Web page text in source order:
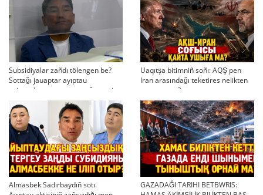
Subsidiyalar zañdı tölengen be?
Sottağı jauaptar ayıptau
twjırımdarın qayta qarauğa negiz
bola ala ma?
Uaqıtşa bitimniñ soñı: AQŞ pen
Iran arasındağı teketires nelikten
qayta uşıqtı?
Almasbek Sadırbaydıñ sotı.
GAZADAĞI TARIHI BETBWRIS: